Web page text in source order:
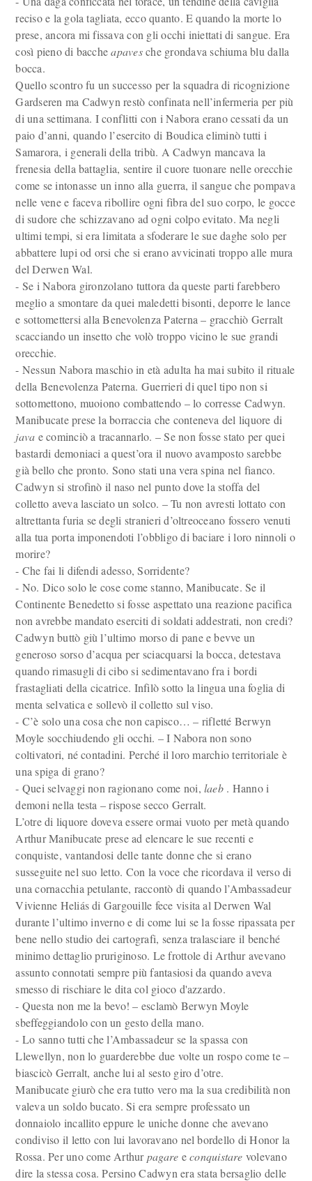
reciso e la gola tagliata, ecco quanto. E quando la morte lo
prese, ancora mi fissava con gli occhi iniettati di sangue. Era
così pieno di baccheapavesche grondava schiuma blu dalla
bocca.
Quello scontro fu un successo per la squadra di ricognizione
Gardseren ma Cadwyn restò confinata nell’infermeria per più
di una settimana. I conflitti con i Nabora erano cessati da un
paio d’anni, quando l’esercito di Boudica eliminò tutti i
Samarora, i generali della tribù. A Cadwyn mancava la
frenesia della battaglia, sentire il cuore tuonare nelle orecchie
come se intonasse un inno alla guerra, il sangue che pompava
nelle vene e faceva ribollire ogni fibra del suo corpo, le gocce
di sudore che schizzavano ad ogni colpo evitato. Ma negli
ultimi tempi, si era limitata a sfoderare le sue daghe solo per
abbattere lupi od orsi che si erano avvicinati troppo alle mura
del Derwen Wal.
- Se i Nabora gironzolano tuttora da queste parti farebbero
meglio a smontare da quei maledetti bisonti, deporre le lance
e sottomettersi alla Benevolenza Paterna – gracchiò Gerralt
scacciando un insetto che volò troppo vicino le sue grandi
orecchie.
- Nessun Nabora maschio in età adulta ha mai subito il rituale
della Benevolenza Paterna. Guerrieri di quel tipo non si
sottomettono, muoiono combattendo – lo corresse Cadwyn.
Manibucate prese la borraccia che conteneva del liquore di
java e cominciò a tracannarlo. – Se non fosse stato per quei
bastardi demoniaci a quest’ora il nuovo avamposto sarebbe
già bello che pronto. Sono stati una vera spina nel fianco.
Cadwyn si strofinò il naso nel punto dove la stoffa del
colletto aveva lasciato un solco. – Tu non avresti lottato con
altrettanta furia se degli stranieri d’oltreoceano fossero venuti
alla tua porta imponendoti l’obbligo di baciare i loro ninnoli o
morire?
- Che fai li difendi adesso, Sorridente?
- No. Dico solo le cose come stanno, Manibucate. Se il
Continente Benedetto si fosse aspettato una reazione pacifica
non avrebbe mandato eserciti di soldati addestrati, non credi?
Cadwyn buttò giù l’ultimo morso di pane e bevve un
generoso sorso d’acqua per sciacquarsi la bocca, detestava
quando rimasugli di cibo si sedimentavano fra i bordi
frastagliati della cicatrice. Infilò sotto la lingua una foglia di
menta selvatica e sollevò il colletto sul viso.
- C’è solo una cosa che non capisco… – rifletté Berwyn
Moyle socchiudendo gli occhi. – I Nabora non sono
coltivatori, né contadini. Perché il loro marchio territoriale è
una spiga di grano?
- Quei selvaggi non ragionano come noi,laeb. Hanno i
demoni nella testa – rispose secco Gerralt.
L’otre di liquore doveva essere ormai vuoto per metà quando
Arthur Manibucate prese ad elencare le sue recenti e
conquiste, vantandosi delle tante donne che si erano
susseguite nel suo letto. Con la voce che ricordava il verso di
una cornacchia petulante, raccontò di quando l’Ambassadeur
Vivienne Heliás di Gargouille fece visita al Derwen Wal
durante l’ultimo inverno e di come lui se la fosse ripassata per
bene nello studio dei cartografi, senza tralasciare il benché
minimo dettaglio pruriginoso. Le frottole di Arthur avevano
assunto connotati sempre più fantasiosi da quando aveva
smesso di rischiare le dita col gioco d'azzardo.
- Questa non me la bevo! – esclamò Berwyn Moyle
sbeffeggiandolo con un gesto della mano.
- Lo sanno tutti che l’Ambassadeur se la spassa con
Llewellyn, non lo guarderebbe due volte un rospo come te –
biascicò Gerralt, anche lui al sesto giro d’otre.
Manibucate giurò che era tutto vero ma la sua credibilità non
valeva un soldo bucato. Si era sempre professato un
donnaiolo incallito eppure le uniche donne che avevano
condiviso il letto con lui lavoravano nel bordello di Honor la
Rossa. Per uno come Arthurpagare econquistare volevano
dire la stessa cosa. Persino Cadwyn era stata bersaglio delle